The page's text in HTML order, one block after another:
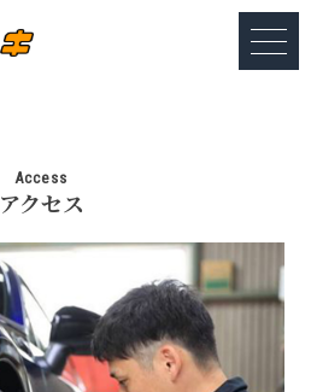
Access
アクセス